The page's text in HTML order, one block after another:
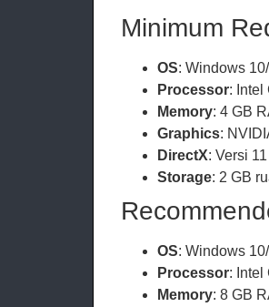
Minimum
OS: Windows
Processor: Intel
Memory: 4 GB
Graphics:
DirectX: Versi 11
Storage: 2 GB
OS: Windows
Processor: Intel
Memory: 8 GB